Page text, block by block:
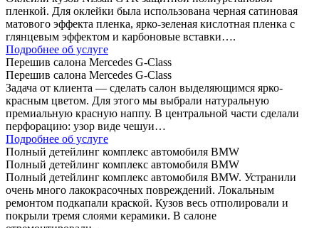
пленкой. Для оклейки была использована черная сатиновая
матового эффекта пленка, ярко-зеленая кислотная пленка с
глянцевым эффектом и карбоновые вставки….
Подробнее об услуге
Перешив салона Mercedes G-Class
Перешив салона Mercedes G-Class
Задача от клиента — сделать салон выделяющимся ярко-
красным цветом. Для этого мы выбрали натуральную
премиальную красную наппу. В центральной части сделали
перфорацию: узор виде чешуи…
Подробнее об услуге
Полный детейлинг комплекс автомобиля BMW
Полный детейлинг комплекс автомобиля BMW
Полный детейлинг комплекс автомобиля BMW. Устранили
очень много лакокрасочных повреждений. Локальным
ремонтом подкапали краской. Кузов весь отполировали и
покрыли тремя слоями керамики. В салоне